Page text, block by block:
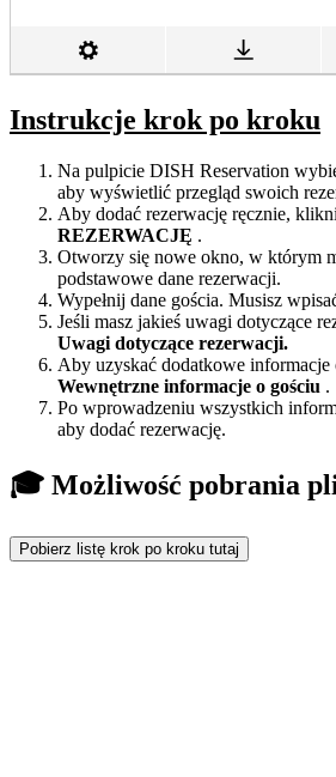
Instrukcje krok po kroku
Na pulpicie DISH Reservation
aby wyświetlić przegląd swoich
Aby dodać rezerwację ręcznie,
REZERWACJĘ .
Otworzy się nowe okno, w którym
podstawowe dane rezerwacji.
Wypełnij dane gościa. Musisz
Jeśli masz jakieś uwagi dotyczące
Uwagi dotyczące rezerwacji.
Aby uzyskać dodatkowe informacje
Wewnętrzne informacje o gościu .
Po wprowadzeniu wszystkich
aby dodać rezerwację.
🎓 Możliwość pobrania
Pobierz listę krok po kroku tutaj